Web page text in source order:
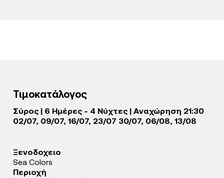
Τιμοκατάλογος
Σύρος | 6 Ημέρες - 4 Νύχτες | Aναχώρηση 21:30
02/07, 09/07, 16/07, 23/07 30/07, 06/08, 13/08
Ξενοδοχειο
Sea Colors
Περιοχή